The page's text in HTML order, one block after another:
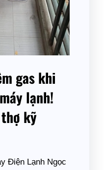
gas khi
lạnh!
kỹ
Điện Lạnh Ngọc